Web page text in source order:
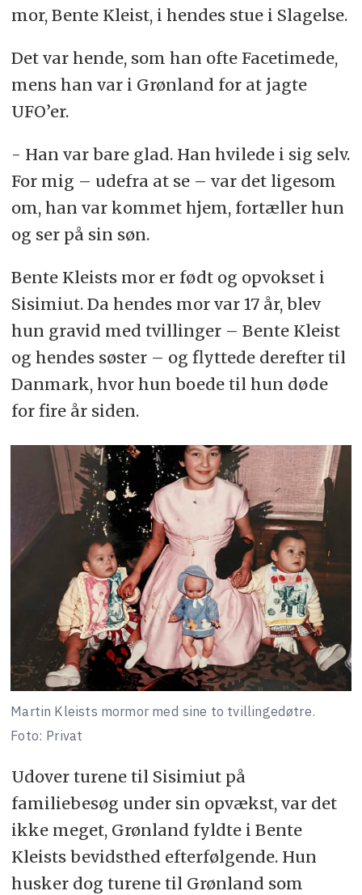
mor, Bente Kleist, i hendes stue i Slagelse.
Det var hende, som han ofte Facetimede,
mens han var i Grønland for at jagte
UFO’er.
- Han var bare glad. Han hvilede i sig selv.
For mig – udefra at se – var det ligesom
om, han var kommet hjem, fortæller hun
og ser på sin søn.
Bente Kleists mor er født og opvokset i
Sisimiut. Da hendes mor var 17 år, blev
hun gravid med tvillinger – Bente Kleist
og hendes søster – og flyttede derefter til
Danmark, hvor hun boede til hun døde
for fire år siden.
Martin Kleists mormor med sine to tvillingedøtre.
Foto: Privat
Udover turene til Sisimiut på
familiebesøg under sin opvækst, var det
ikke meget, Grønland fyldte i Bente
Kleists bevidsthed efterfølgende. Hun
husker dog turene til Grønland som